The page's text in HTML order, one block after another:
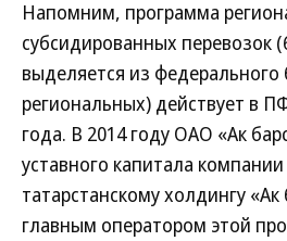
Напомним, программа
субсидированных перевозок
выделяется из
региональных) действует в
года. В 2014 году ОАО «Ак
уставного капитала
татарстанскому холдингу «Ак
главным оператором этой